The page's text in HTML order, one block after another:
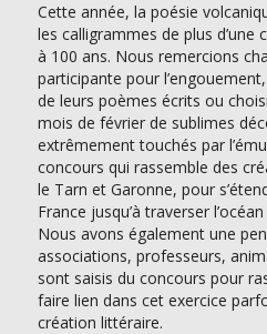
Cette année, la poésie
les calligrammes de plus d’une
à 100 ans. Nous remercions
participante pour
de leurs poèmes écrits ou
mois de février de sublimes
extrêmement touchés par
concours qui rassemble des
le Tarn et Garonne, pour
France jusqu’à traverser
Nous avons également une
associations, professeurs,
sont saisis du concours pour
faire lien dans cet exercice
création littéraire.